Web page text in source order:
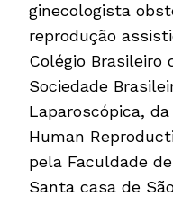
ginecologista
reprodução
Colégio Brasileiro
Sociedade
Laparoscópica,
Human
pela Faculdade
Santa casa de